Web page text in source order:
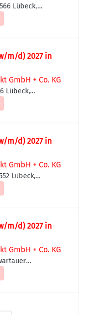
Lübeck,
m/d) 2027 in
GmbH + Co. KG
Lübeck,
m/d) 2027 in
GmbH + Co. KG
Lübeck,
m/d) 2027 in
GmbH + Co. KG